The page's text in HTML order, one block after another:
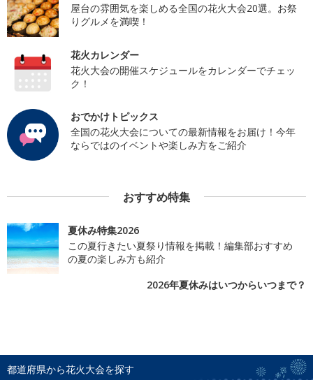
屋台の雰囲気を楽しめる全国の花火大会20選。お祭
りグルメを満喫！
花火カレンダー
花火大会の開催スケジュールをカレンダーでチェッ
ク！
おでかけトピックス
全国の花火大会についての最新情報をお届け！今年
ならではのイベントや楽しみ方をご紹介
おすすめ特集
夏休み特集2026
この夏行きたい夏祭り情報を掲載！編集部おすすめ
の夏の楽しみ方も紹介
2026年夏休みはいつからいつまで？
都道府県から花火大会を探す